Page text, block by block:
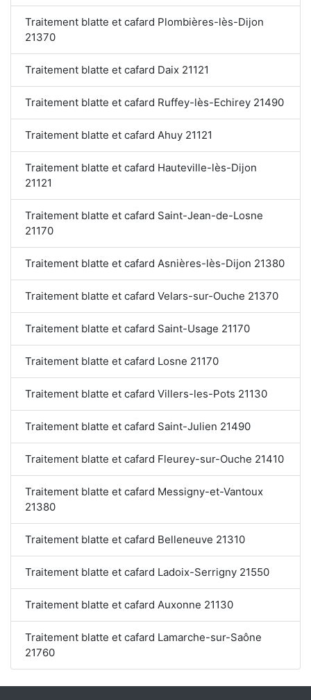
Traitement blatte et cafard Plombières-lès-Dijon
21370
Traitement blatte et cafard Daix 21121
Traitement blatte et cafard Ruffey-lès-Echirey 21490
Traitement blatte et cafard Ahuy 21121
Traitement blatte et cafard Hauteville-lès-Dijon
21121
Traitement blatte et cafard Saint-Jean-de-Losne
21170
Traitement blatte et cafard Asnières-lès-Dijon 21380
Traitement blatte et cafard Velars-sur-Ouche 21370
Traitement blatte et cafard Saint-Usage 21170
Traitement blatte et cafard Losne 21170
Traitement blatte et cafard Villers-les-Pots 21130
Traitement blatte et cafard Saint-Julien 21490
Traitement blatte et cafard Fleurey-sur-Ouche 21410
Traitement blatte et cafard Messigny-et-Vantoux
21380
Traitement blatte et cafard Belleneuve 21310
Traitement blatte et cafard Ladoix-Serrigny 21550
Traitement blatte et cafard Auxonne 21130
Traitement blatte et cafard Lamarche-sur-Saône
21760